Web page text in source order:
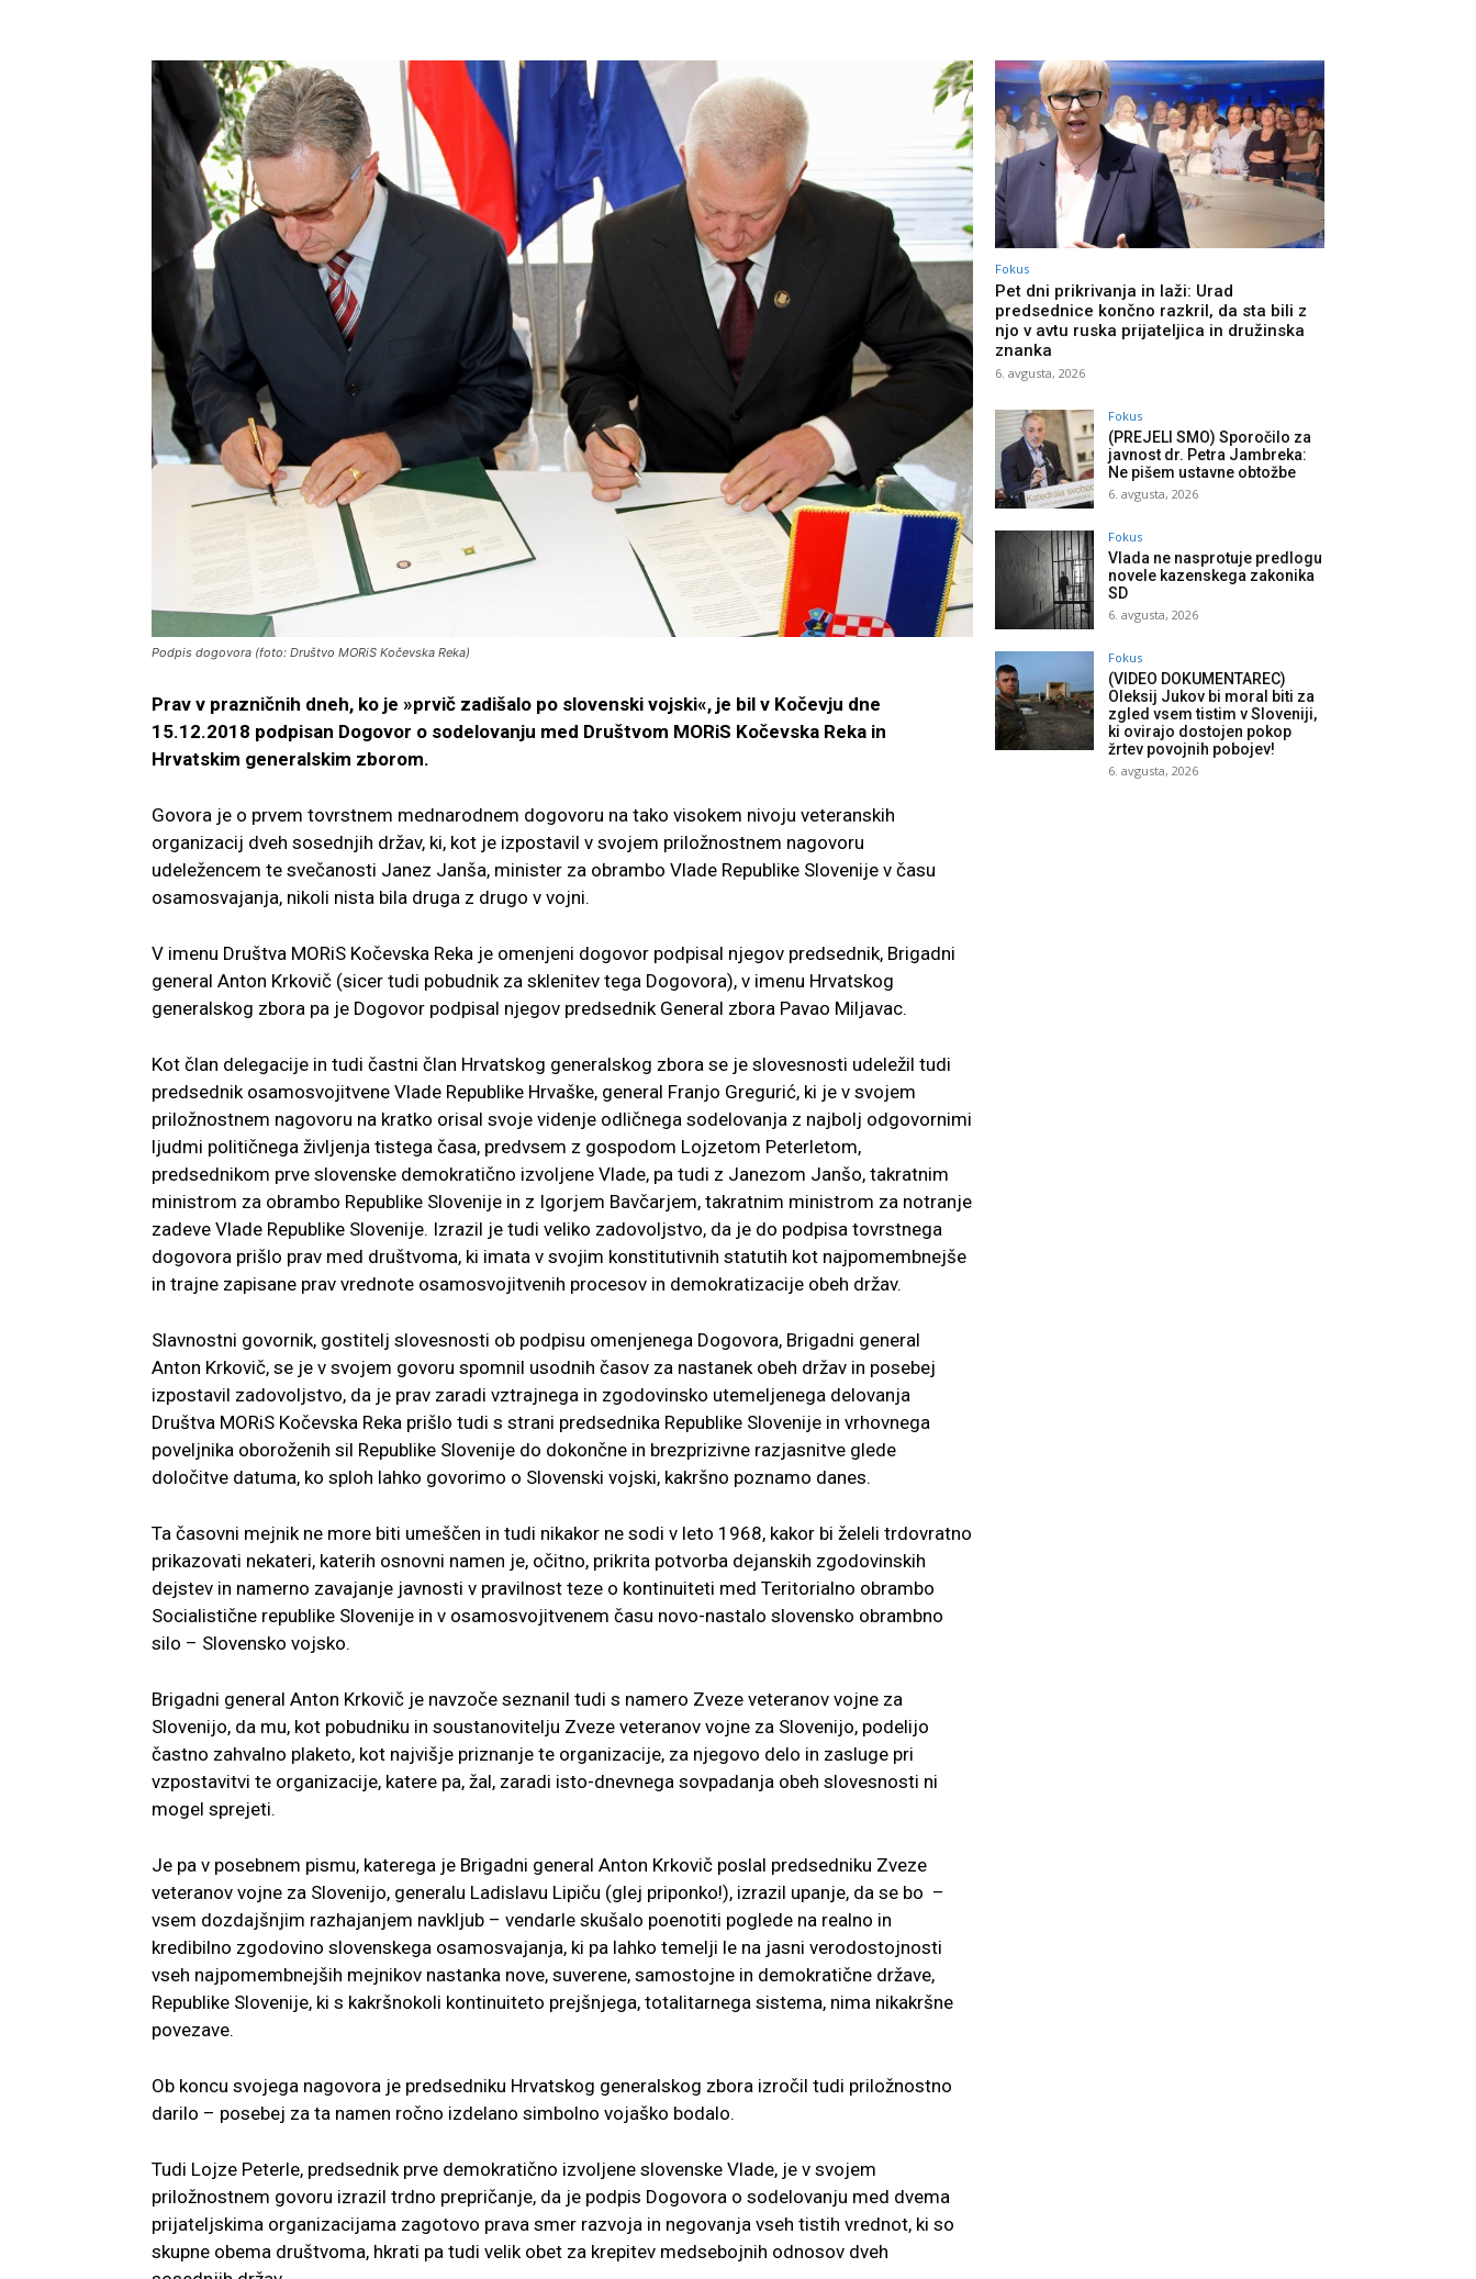
Podpis dogovora (foto: Društvo MORiS Kočevska Reka)
Prav v prazničnih dneh, ko je »prvič zadišalo po slovenski vojski«, je bil v Kočevju dne
15.12.2018 podpisan Dogovor o sodelovanju med Društvom MORiS Kočevska Reka in
Hrvatskim generalskim zborom.
Govora je o prvem tovrstnem mednarodnem dogovoru na tako visokem nivoju veteranskih
organizacij dveh sosednjih držav, ki, kot je izpostavil v svojem priložnostnem nagovoru
udeležencem te svečanosti Janez Janša, minister za obrambo Vlade Republike Slovenije v času
osamosvajanja, nikoli nista bila druga z drugo v vojni.
V imenu Društva MORiS Kočevska Reka je omenjeni dogovor podpisal njegov predsednik, Brigadni
general Anton Krkovič (sicer tudi pobudnik za sklenitev tega Dogovora), v imenu Hrvatskog
generalskog zbora pa je Dogovor podpisal njegov predsednik General zbora Pavao Miljavac.
Kot član delegacije in tudi častni član Hrvatskog generalskog zbora se je slovesnosti udeležil tudi
predsednik osamosvojitvene Vlade Republike Hrvaške, general Franjo Gregurić, ki je v svojem
priložnostnem nagovoru na kratko orisal svoje videnje odličnega sodelovanja z najbolj odgovornimi
ljudmi političnega življenja tistega časa, predvsem z gospodom Lojzetom Peterletom,
predsednikom prve slovenske demokratično izvoljene Vlade, pa tudi z Janezom Janšo, takratnim
ministrom za obrambo Republike Slovenije in z Igorjem Bavčarjem, takratnim ministrom za notranje
zadeve Vlade Republike Slovenije. Izrazil je tudi veliko zadovoljstvo, da je do podpisa tovrstnega
dogovora prišlo prav med društvoma, ki imata v svojim konstitutivnih statutih kot najpomembnejše
in trajne zapisane prav vrednote osamosvojitvenih procesov in demokratizacije obeh držav.
Slavnostni govornik, gostitelj slovesnosti ob podpisu omenjenega Dogovora, Brigadni general
Anton Krkovič, se je v svojem govoru spomnil usodnih časov za nastanek obeh držav in posebej
izpostavil zadovoljstvo, da je prav zaradi vztrajnega in zgodovinsko utemeljenega delovanja
Društva MORiS Kočevska Reka prišlo tudi s strani predsednika Republike Slovenije in vrhovnega
poveljnika oboroženih sil Republike Slovenije do dokončne in brezprizivne razjasnitve glede
določitve datuma, ko sploh lahko govorimo o Slovenski vojski, kakršno poznamo danes.
Ta časovni mejnik ne more biti umeščen in tudi nikakor ne sodi v leto 1968, kakor bi želeli trdovratno
prikazovati nekateri, katerih osnovni namen je, očitno, prikrita potvorba dejanskih zgodovinskih
dejstev in namerno zavajanje javnosti v pravilnost teze o kontinuiteti med Teritorialno obrambo
Socialistične republike Slovenije in v osamosvojitvenem času novo-nastalo slovensko obrambno
silo – Slovensko vojsko.
Brigadni general Anton Krkovič je navzoče seznanil tudi s namero Zveze veteranov vojne za
Slovenijo, da mu, kot pobudniku in soustanovitelju Zveze veteranov vojne za Slovenijo, podelijo
častno zahvalno plaketo, kot najvišje priznanje te organizacije, za njegovo delo in zasluge pri
vzpostavitvi te organizacije, katere pa, žal, zaradi isto-dnevnega sovpadanja obeh slovesnosti ni
mogel sprejeti.
Je pa v posebnem pismu, katerega je Brigadni general Anton Krkovič poslal predsedniku Zveze
veteranov vojne za Slovenijo, generalu Ladislavu Lipiču (glej priponko!), izrazil upanje, da se bo –
vsem dozdajšnjim razhajanjem navkljub – vendarle skušalo poenotiti poglede na realno in
kredibilno zgodovino slovenskega osamosvajanja, ki pa lahko temelji le na jasni verodostojnosti
vseh najpomembnejših mejnikov nastanka nove, suverene, samostojne in demokratične države,
Republike Slovenije, ki s kakršnokoli kontinuiteto prejšnjega, totalitarnega sistema, nima nikakršne
povezave.
Ob koncu svojega nagovora je predsedniku Hrvatskog generalskog zbora izročil tudi priložnostno
darilo – posebej za ta namen ročno izdelano simbolno vojaško bodalo.
Tudi Lojze Peterle, predsednik prve demokratično izvoljene slovenske Vlade, je v svojem
priložnostnem govoru izrazil trdno prepričanje, da je podpis Dogovora o sodelovanju med dvema
prijateljskima organizacijama zagotovo prava smer razvoja in negovanja vseh tistih vrednot, ki so
skupne obema društvoma, hkrati pa tudi velik obet za krepitev medsebojnih odnosov dveh
Fokus
Pet dni prikrivanja in laži: Urad
predsednice končno razkril, da sta bili z
njo v avtu ruska prijateljica in družinska
znanka
6. avgusta, 2026
Fokus
(PREJELI SMO) Sporočilo za
javnost dr. Petra Jambreka:
Ne pišem ustavne obtožbe
6. avgusta, 2026
Fokus
Vlada ne nasprotuje predlogu
novele kazenskega zakonika
SD
6. avgusta, 2026
Fokus
(VIDEO DOKUMENTAREC)
Oleksij Jukov bi moral biti za
zgled vsem tistim v Sloveniji,
ki ovirajo dostojen pokop
žrtev povojnih pobojev!
6. avgusta, 2026